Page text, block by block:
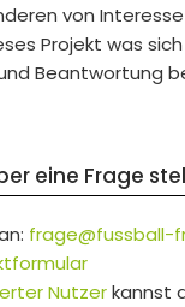
von
Projekt was
Beantwortung
eine Frage
frage@fussball-
Nutzerkannst